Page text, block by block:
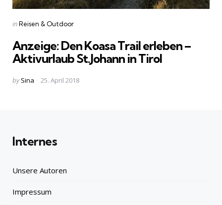
Categories
Posted
inReisen & Outdoor
Anzeige: Den Koasa Trail erleben –
Aktivurlaub St.Johann in Tirol
Posted
by Sina 25. April 2018
Internes
Unsere Autoren
Impressum